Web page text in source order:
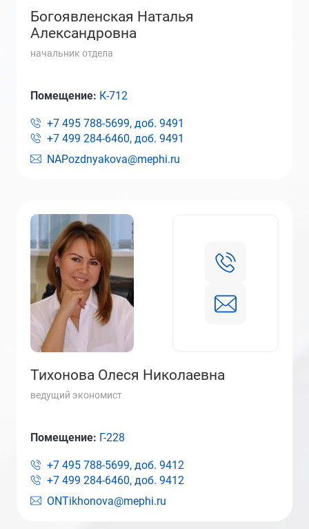
Богоявленская Наталья
Александровна
начальник отдела
NAPozdnyakova@mephi.ru
Помещение: К-712
+7 495 788-5699, доб. 9491
+7 499 284-6460, доб. 9491
Тихонова Олеся Николаевна
ведущий экономист
ONTikhonova@mephi.ru
Помещение: Г-228
+7 495 788-5699, доб. 9412
+7 499 284-6460, доб. 9412